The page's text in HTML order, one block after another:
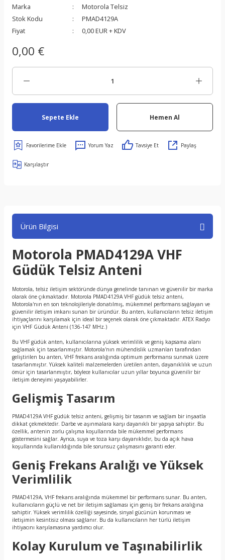
Marka
Motorola Telsiz
Stok Kodu
PMAD4129A
Fiyat
0,00 EUR + KDV
0,00 €
Sepete Ekle Hemen Al
Yorum Yaz Tavsiye Et Paylaş
Karşılaştır
Ürün Bilgisi
Motorola PMAD4129A VHF
Güdük Telsiz Anteni
Motorola, telsiz iletişim sektöründe dünya genelinde tanınan ve güvenilir bir marka
olarak öne çıkmaktadır. Motorola PMAD4129A VHF güdük telsiz anteni,
Motorola'nın en son teknolojileriyle donatılmış, mükemmel performans sağlayan ve
güvenilir iletişim imkanı sunan bir üründür. Bu anten, kullanıcıların telsiz iletişim
ihtiyaçlarını karşılamak için ideal bir seçenek olarak öne çıkmaktadır. ATEX Radyo
için VHF Güdük Anteni (136-147 MHz.)
Bu VHF güdük anten, kullanıcılarına yüksek verimlilik ve geniş kapsama alanı
sağlamak için tasarlanmıştır. Motorola'nın mühendislik uzmanları tarafından
geliştirilen bu anten, VHF frekans aralığında optimum performansı sunmak üzere
tasarlanmıştır. Yüksek kaliteli malzemelerden üretilen anten, dayanıklılık ve uzun
ömür için tasarlanmıştır, böylece kullanıcılar uzun yıllar boyunca güvenilir bir
iletişim deneyimi yaşayabilirler.
Gelişmiş Tasarım
PMAD4129A VHF güdük telsiz anteni, gelişmiş bir tasarım ve sağlam bir inşaatla
dikkat çekmektedir. Darbe ve aşınmalara karşı dayanıklı bir yapıya sahiptir. Bu
özellik, antenin zorlu çalışma koşullarında bile mükemmel performans
göstermesini sağlar. Ayrıca, suya ve toza karşı dayanıklıdır, bu da açık hava
koşullarında kullanıldığında bile sorunsuz çalışmasını garanti eder.
Geniş Frekans Aralığı ve Yüksek
Verimlilik
PMAD4129A, VHF frekans aralığında mükemmel bir performans sunar. Bu anten,
kullanıcıların güçlü ve net bir iletişim sağlaması için geniş bir frekans aralığına
sahiptir. Yüksek verimlilik özelliği sayesinde, sinyal gücünün korunması ve
iletişimin kesintisiz olması sağlanır. Bu da kullanıcıların her türlü iletişim
ihtiyacını karşılamasına yardımcı olur.
Kolay Kurulum ve Taşınabilirlik